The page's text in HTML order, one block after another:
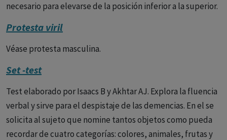
necesario para elevarse de la posición inferior a la superior.
Protesta viril
Véase protesta masculina.
Set -test
Test elaborado por Isaacs B y Akhtar AJ. Explora la fluencia
verbal y sirve para el despistaje de las demencias. En el se
solicita al sujeto que nomine tantos objetos como pueda
recordar de cuatro categorías: colores, animales, frutas y